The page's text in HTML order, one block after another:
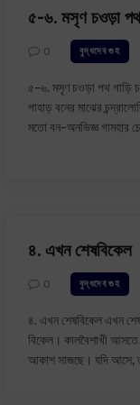
৫-৬. মসৃণ চওড়া
0 বুদ্ধদেব গুহ
৫-৬. মসৃণ চওড়া পথ গাড়ি
পাহাড় বনের মাঝের
মতো বন-অনভিজ্ঞ গামহার
৪. এখন শেষবিকেল
0 বুদ্ধদেব গুহ
৪. এখন শেষবিকেল এখন
বিকেল। কালবৈশাখী
আকাশ সাজছে। যদি আসে,